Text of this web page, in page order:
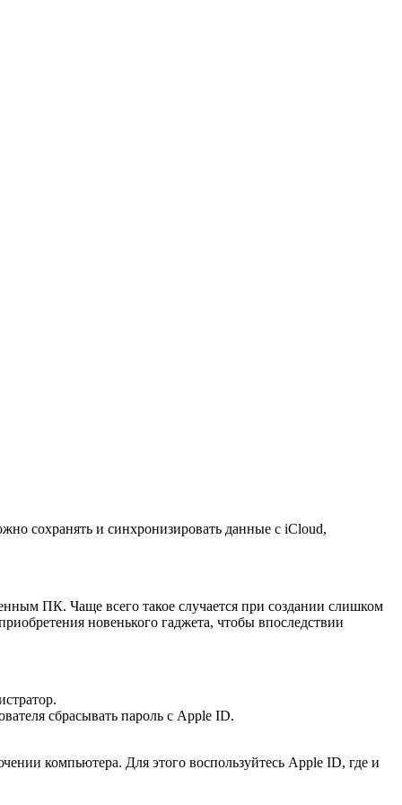
сохранять и синхронизировать данные с iCloud,
ПК. Чаще всего такое случается при создании слишком
новенького гаджета, чтобы впоследствии
сбрасывать пароль с Apple ID.
компьютера. Для этого воспользуйтесь Apple ID, где и